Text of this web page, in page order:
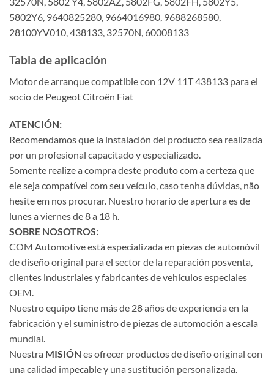
5802Y6, 9640825280, 9664016980, 9688268580,
28100YV010, 438133, 32570N, 60008133
Tabla de aplicación
Motor de arranque compatible con 12V 11T 438133 para el
socio de Peugeot Citroën Fiat
ATENCIÓN:
Recomendamos que la instalación del producto sea realizada
por un profesional capacitado y especializado.
Somente realize a compra deste produto com a certeza que
ele seja compatível com seu veículo, caso tenha dúvidas, não
hesite em nos procurar. Nuestro horario de apertura es de
lunes a viernes de 8 a 18 h.
SOBRE NOSOTROS:
COM Automotive está especializada en piezas de automóvil
de diseño original para el sector de la reparación posventa,
clientes industriales y fabricantes de vehículos especiales
OEM.
Nuestro equipo tiene más de 28 años de experiencia en la
fabricación y el suministro de piezas de automoción a escala
mundial.
Nuestra MISIÓN es ofrecer productos de diseño original con
una calidad impecable y una sustitución personalizada.